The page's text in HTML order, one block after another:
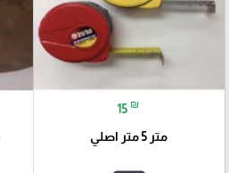
15 ₪
متر 5 متر اصلي